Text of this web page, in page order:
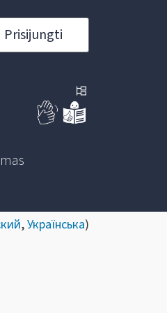
Prisijungti
,Українська)